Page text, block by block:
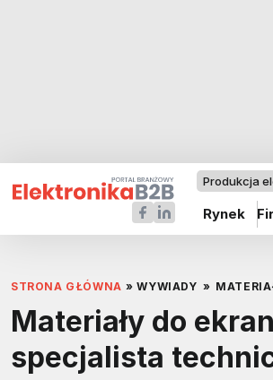
Produkcja
Rynek
STRONA GŁÓWNA » WYWIADY »
Materiały do
specjalista